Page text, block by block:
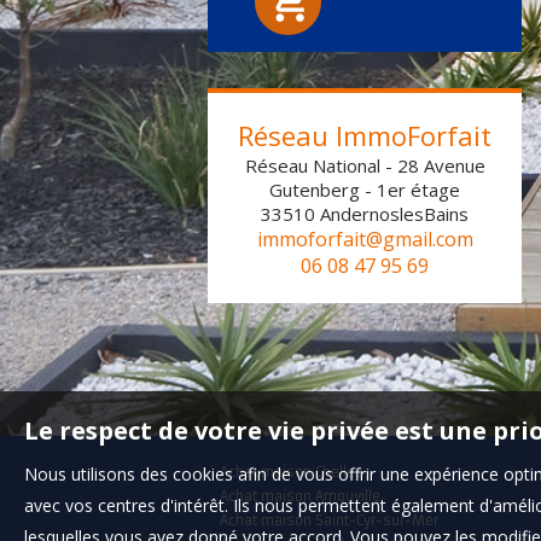
Réseau ImmoForfait
Réseau National - 28 Avenue
Gutenberg - 1er étage
33510 AndernoslesBains
immoforfait@gmail.com
06 08 47 95 69
Achat maison Chelles
Achat maison Arnouville
Achat maison Saint-Cyr-sur-Mer
Le respect de votre vie privée est une
Nous utilisons des cookies afin de vous offrir une expérience
avec vos centres d'intérêt. Ils nous permettent également